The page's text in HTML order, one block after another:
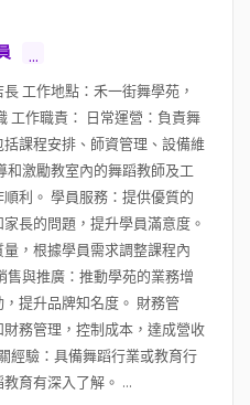
...
工作地點：禾一街舞學苑，
工作職責： 日常運營：負責舞
課程安排、師資管理、設備維
和激勵教室內的舞蹈教師及工
利。 學員服務：提供優質的
長的問題，提升學員滿意度。
，根據學員需求調整課程內
售與推廣：推動學苑的業務增
提升品牌知名度。 財務管
務管理，控制成本，達成營收
經驗：具備舞蹈行業或教育行
育有深入了解。 ...